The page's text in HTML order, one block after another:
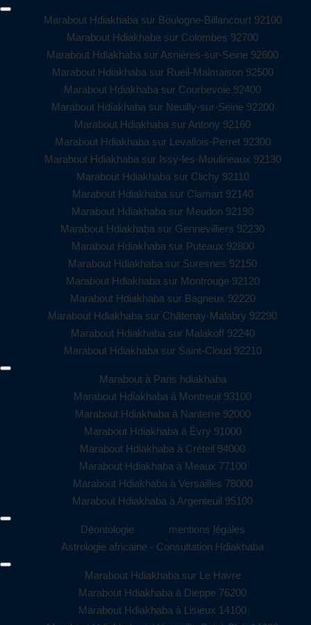
Marabout Hdiakhaba sur Boulogne-Billancourt 92100
Marabout Hdiakhaba sur Colombes 92700
Marabout Hdiakhaba sur Asnières-sur-Seine 92600
Marabout Hdiakhaba sur Rueil-Malmaison 92500
Marabout Hdiakhaba sur Courbevoie 92400
Marabout Hdiakhaba sur Neuilly-sur-Seine 92200
Marabout Hdiakhaba sur Antony 92160
Marabout Hdiakhaba sur Levallois-Perret 92300
Marabout Hdiakhaba sur Issy-les-Moulineaux 92130
Marabout Hdiakhaba sur Clichy 92110
Marabout Hdiakhaba sur Clamart 92140
Marabout Hdiakhaba sur Meudon 92190
Marabout Hdiakhaba sur Gennevilliers 92230
Marabout Hdiakhaba sur Puteaux 92800
Marabout Hdiakhaba sur Suresnes 92150
Marabout Hdiakhaba sur Montrouge 92120
Marabout Hdiakhaba sur Bagneux 92220
Marabout Hdiakhaba sur Châtenay-Malabry 92290
Marabout Hdiakhaba sur Malakoff 92240
Marabout Hdiakhaba sur Saint-Cloud 92210
Marabout à Paris hdiakhaba
Marabout Hdiakhaba à Montreuil 93100
Marabout Hdiakhaba à Nanterre 92000
Marabout Hdiakhaba à Évry 91000
Marabout Hdiakhaba à Créteil 94000
Marabout Hdiakhaba à Meaux 77100
Marabout Hdiakhaba à Versailles 78000
Marabout Hdiakhaba à Argenteuil 95100
Déontologie
mentions légales
Astrologie africaine - Consultation Hdiakhaba
Marabout Hdiakhaba sur Le Havre
Marabout Hdiakhaba à Dieppe 76200
Marabout Hdiakhaba à Lisieux 14100